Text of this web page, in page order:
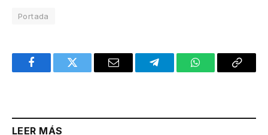
Portada
FacebookTwitter Email TelegramWhatsAppCopy
LEER MÁS